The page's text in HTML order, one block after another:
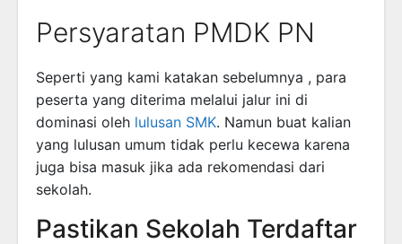
Persyaratan PMDK PN
Seperti yang kami katakan sebelumnya , para
peserta yang diterima melalui jalur ini di
dominasi oleh lulusan SMK. Namun buat kalian
yang lulusan umum tidak perlu kecewa karena
juga bisa masuk jika ada rekomendasi dari
sekolah.
Pastikan Sekolah Terdaftar